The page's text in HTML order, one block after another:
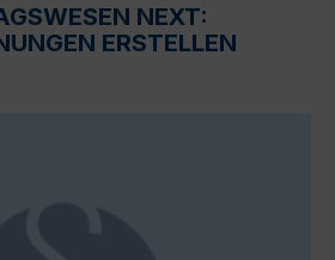
NEXT:
ERSTELLEN